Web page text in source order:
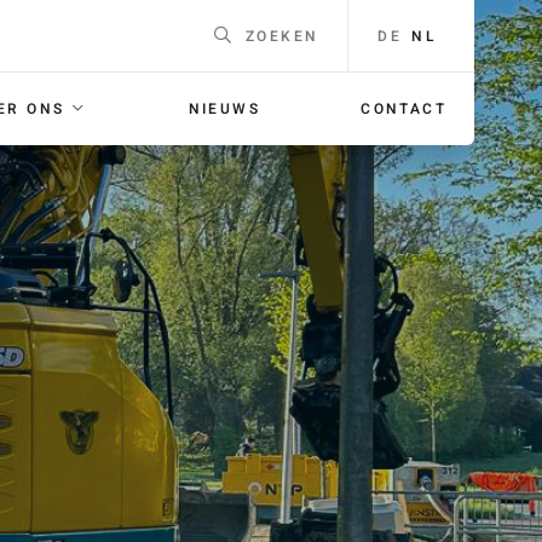
je
met
Naam*
E-mailadres*
Telefoonnummer
ZOEKEN DE NL
ONS NIEUWS CONTACT